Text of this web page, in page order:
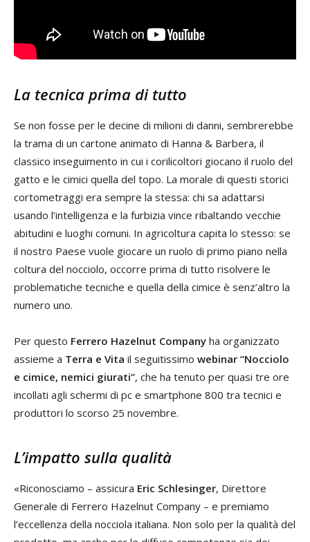
La tecnica prima di tutto
Se non fosse per le decine di milioni di danni, sembrerebbe
la trama di un cartone animato di Hanna & Barbera, il
classico inseguimento in cui i corilicoltori giocano il ruolo del
gatto e le cimici quella del topo. La morale di questi storici
cortometraggi era sempre la stessa: chi sa adattarsi
usando l’intelligenza e la furbizia vince ribaltando vecchie
abitudini e luoghi comuni. In agricoltura capita lo stesso: se
il nostro Paese vuole giocare un ruolo di primo piano nella
coltura del nocciolo, occorre prima di tutto risolvere le
problematiche tecniche e quella della cimice è senz’altro la
numero uno.
Per questo Ferrero Hazelnut Company ha organizzato
assieme a Terra e Vita il seguitissimo webinar “Nocciolo
e cimice, nemici giurati”, che ha tenuto per quasi tre ore
incollati agli schermi di pc e smartphone 800 tra tecnici e
produttori lo scorso 25 novembre.
L’impatto sulla qualità
«Riconosciamo – assicura Eric Schlesinger, Direttore
Generale di Ferrero Hazelnut Company – e premiamo
l’eccellenza della nocciola italiana. Non solo per la qualità del